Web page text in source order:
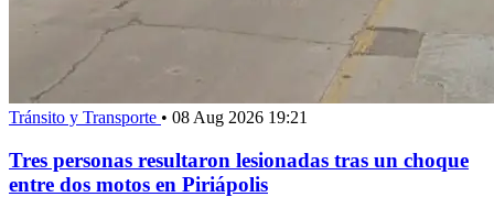
Tránsito y Transporte • 08 Aug 2026 19:21
Tres personas resultaron lesionadas tras un choque
entre dos motos en Piriápolis